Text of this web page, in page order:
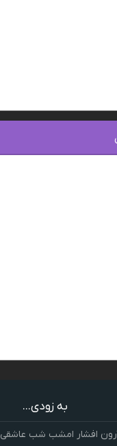
به زودی...
آرون افشار امشب شب